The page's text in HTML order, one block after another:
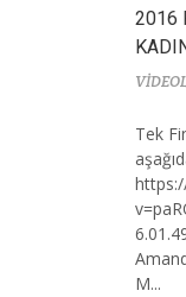
2016
Tek
M...